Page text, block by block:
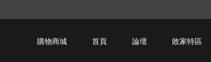
購物商城 首頁 論壇 敗家特區